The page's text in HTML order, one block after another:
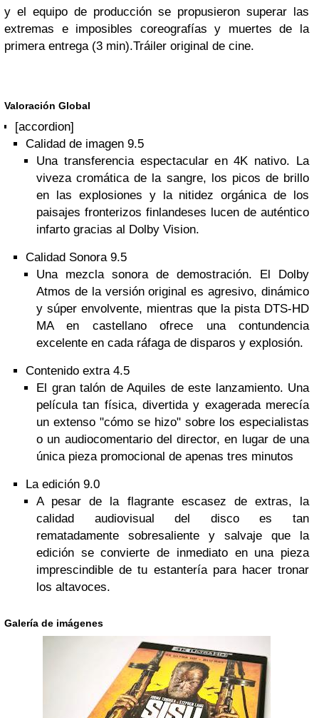
y el equipo de producción se propusieron superar las
extremas e imposibles coreografías y muertes de la
primera entrega (3 min).Tráiler original de cine.
Valoración Global
[accordion]
Calidad de imagen 9.5
Una transferencia espectacular en 4K nativo. La
viveza cromática de la sangre, los picos de brillo
en las explosiones y la nitidez orgánica de los
paisajes fronterizos finlandeses lucen de auténtico
infarto gracias al Dolby Vision.
Calidad Sonora 9.5
Una mezcla sonora de demostración. El Dolby
Atmos de la versión original es agresivo, dinámico
y súper envolvente, mientras que la pista DTS-HD
MA en castellano ofrece una contundencia
excelente en cada ráfaga de disparos y explosión.
Contenido extra 4.5
El gran talón de Aquiles de este lanzamiento. Una
película tan física, divertida y exagerada merecía
un extenso "cómo se hizo" sobre los especialistas
o un audiocomentario del director, en lugar de una
única pieza promocional de apenas tres minutos
La edición 9.0
A pesar de la flagrante escasez de extras, la
calidad audiovisual del disco es tan
rematadamente sobresaliente y salvaje que la
edición se convierte de inmediato en una pieza
imprescindible de tu estantería para hacer tronar
los altavoces.
Galería de imágenes